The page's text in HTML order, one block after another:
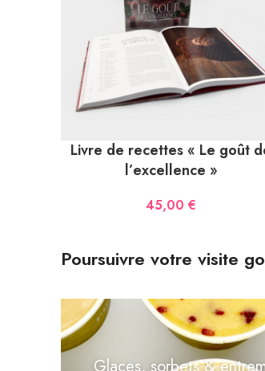
Livre de recettes « Le goût
l’excellence »
45,00€
Poursuivre votre visite
Glaces, sorbets &